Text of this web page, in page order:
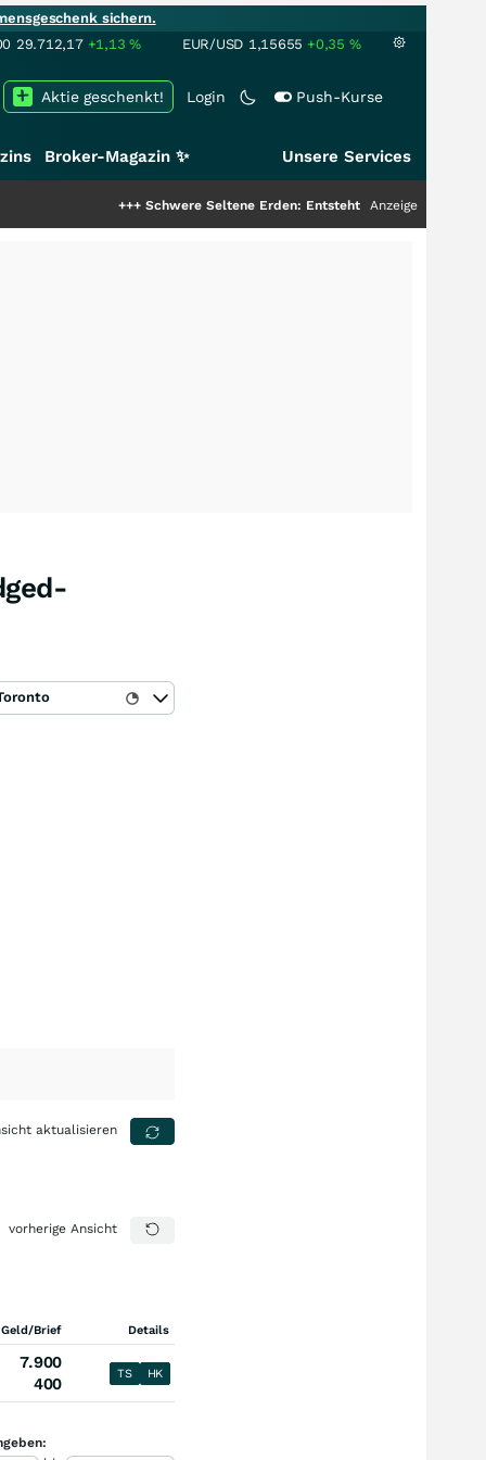
sichern.
29.712,17 +1,13% EUR/USD 1,15655 +0,35 %
Login Push-Kurse
Aktie geschenkt!
Broker-Magazin ✨ Unsere Services
Schwere Seltene Erden: Entsteht hier die nächste
Anzeige
aktualisieren
vorherige Ansicht
Geld/Brief Details
7.900
400
TS HK